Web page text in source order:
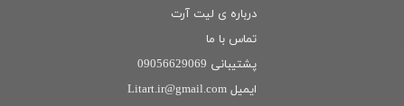
درباره ی لیت آرت
تماس با ما
پشتیبانی 09056629069
ایمیل Litart.ir@gmail.com